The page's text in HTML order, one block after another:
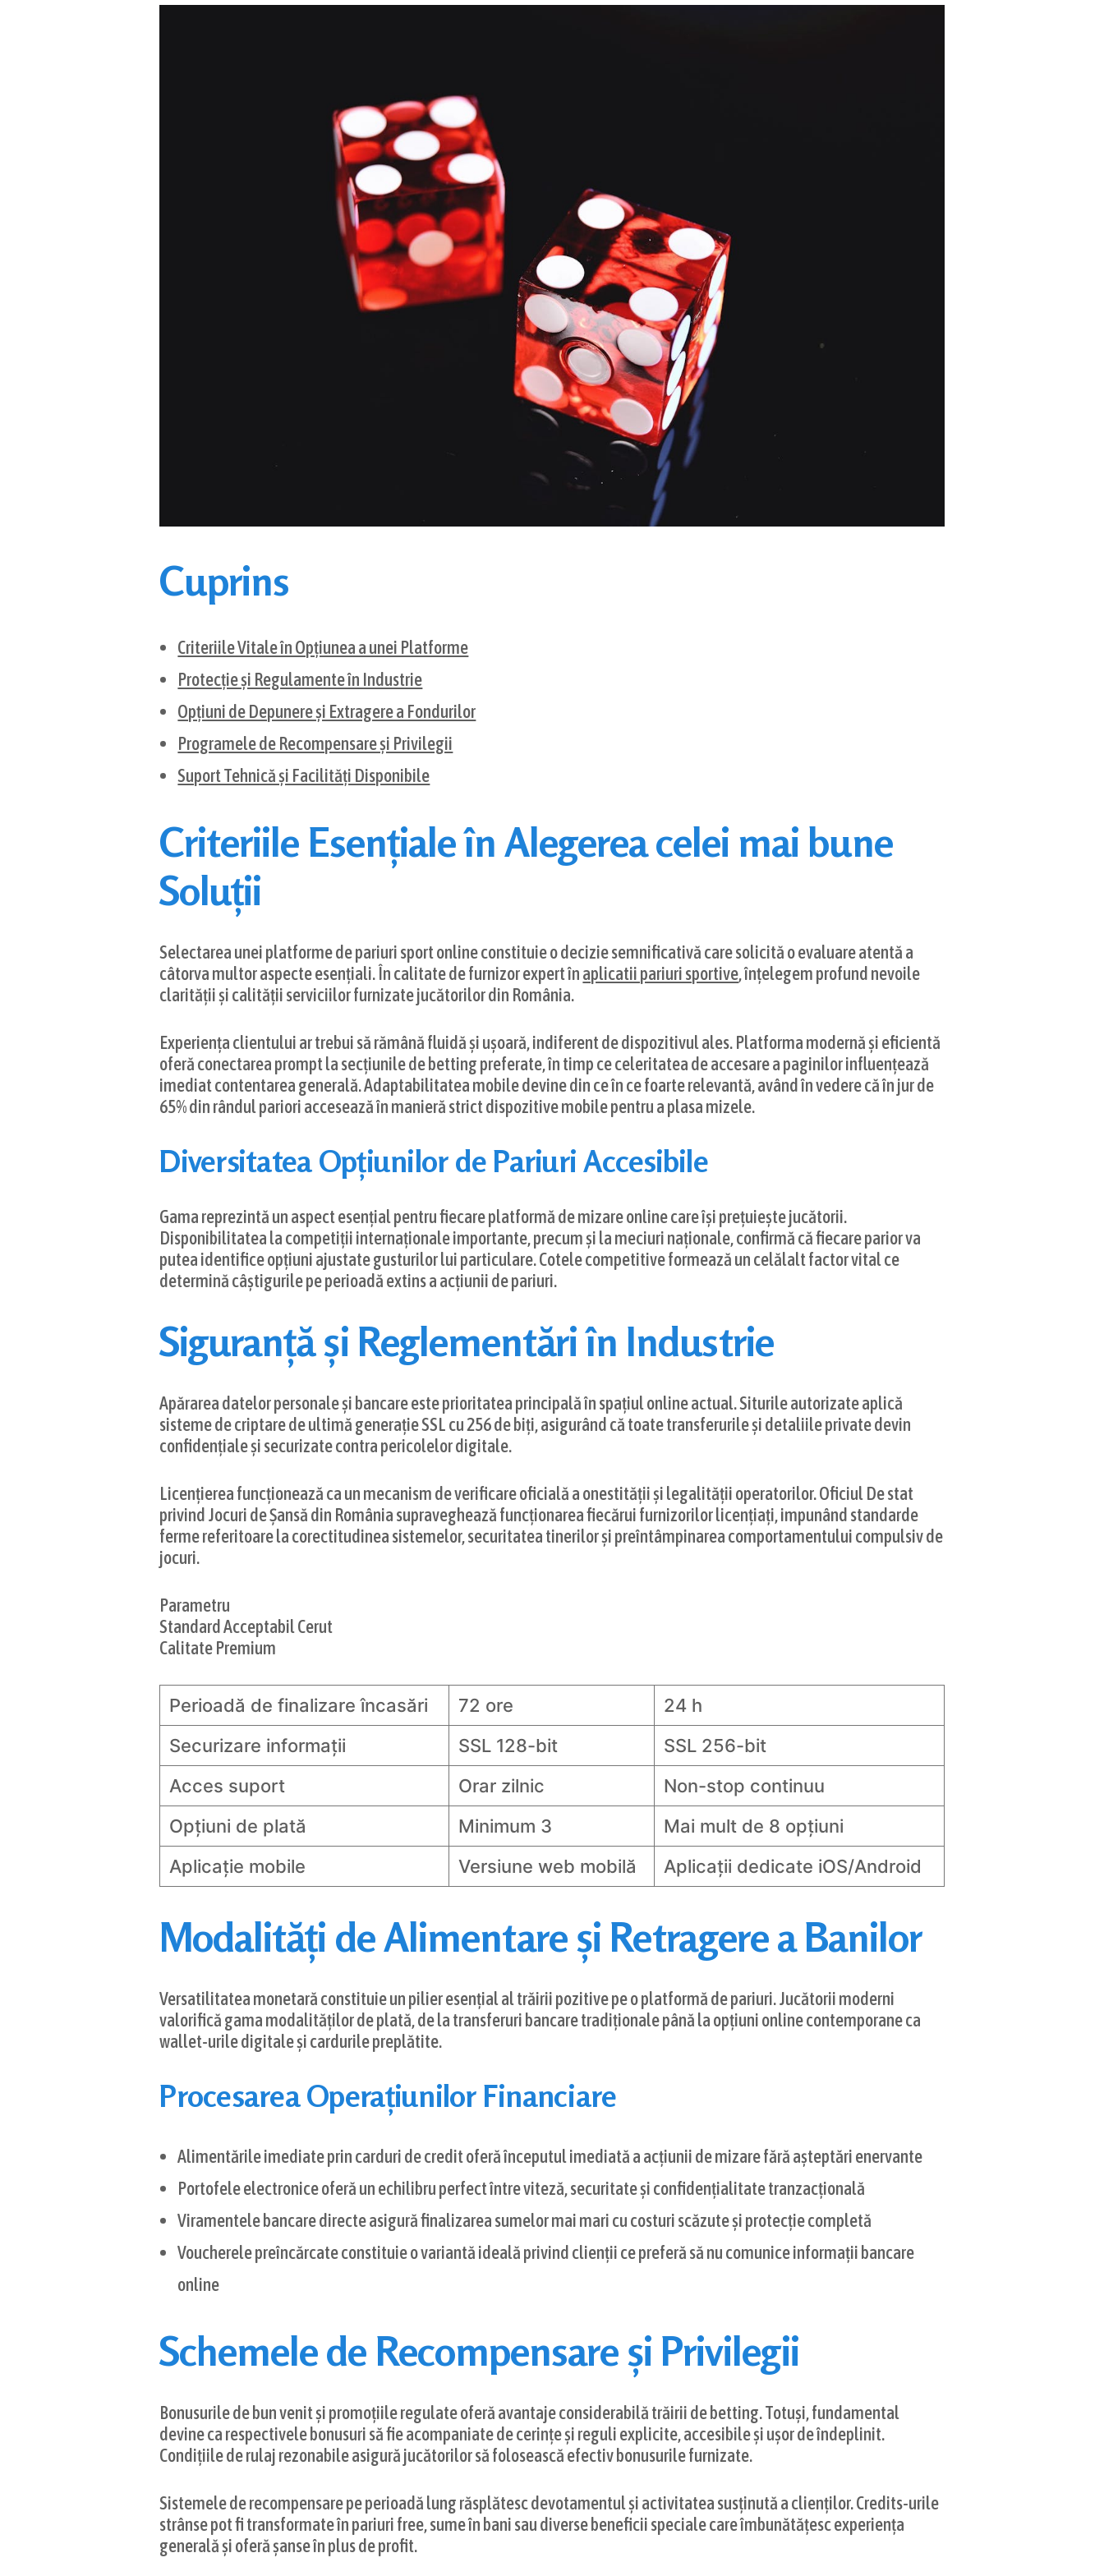
Cuprins
Criteriile Vitale în Opțiunea a unei Platforme
Protecție și Regulamente în Industrie
Opțiuni de Depunere și Extragere a Fondurilor
Programele de Recompensare și Privilegii
Suport Tehnică și Facilități Disponibile
Criteriile Esențiale în Alegerea celei mai bune
Soluții
Selectarea unei platforme de pariuri sport online constituie o decizie semnificativă care solicită o evaluare atentă a
câtorva multor aspecte esențiali. În calitate de furnizor expert înaplicatii pariuri sportive, înțelegem profund nevoile
clarității și calității serviciilor furnizate jucătorilor din România.
Experiența clientului ar trebui să rămână fluidă și ușoară, indiferent de dispozitivul ales. Platforma modernă și eficientă
oferă conectarea prompt la secțiunile de betting preferate, în timp ce celeritatea de accesare a paginilor influențează
imediat contentarea generală. Adaptabilitatea mobile devine din ce în ce foarte relevantă, având în vedere că în jur de
65% din rândul pariori accesează în manieră strict dispozitive mobile pentru a plasa mizele.
Diversitatea Opțiunilor de Pariuri Accesibile
Gama reprezintă un aspect esențial pentru fiecare platformă de mizare online care își prețuiește jucătorii.
Disponibilitatea la competiții internaționale importante, precum și la meciuri naționale, confirmă că fiecare parior va
putea identifice opțiuni ajustate gusturilor lui particulare. Cotele competitive formează un celălalt factor vital ce
determină câștigurile pe perioadă extins a acțiunii de pariuri.
Siguranță și Reglementări în Industrie
Apărarea datelor personale și bancare este prioritatea principală în spațiul online actual. Siturile autorizate aplică
sisteme de criptare de ultimă generație SSL cu 256 de biți, asigurând că toate transferurile și detaliile private devin
confidențiale și securizate contra pericolelor digitale.
Licențierea funcționează ca un mecanism de verificare oficială a onestității și legalității operatorilor. Oficiul De stat
privind Jocuri de Șansă din România supraveghează funcționarea fiecărui furnizorilor licențiați, impunând standarde
ferme referitoare la corectitudinea sistemelor, securitatea tinerilor și preîntâmpinarea comportamentului compulsiv de
jocuri.
Parametru
Standard Acceptabil Cerut
Calitate Premium
Perioadă de finalizare încasări 72 ore
24 h
Securizare informații
SSL 128-bit
SSL 256-bit
Acces suport
Orar zilnic
Non-stop continuu
Opțiuni de plată
Minimum 3
Mai mult de 8 opțiuni
Aplicație mobile
Versiune web mobilă Aplicații dedicate iOS/Android
Modalități de Alimentare și Retragere a Banilor
Versatilitatea monetară constituie un pilier esențial al trăirii pozitive pe o platformă de pariuri. Jucătorii moderni
valorifică gama modalităților de plată, de la transferuri bancare tradiționale până la opțiuni online contemporane ca
wallet-urile digitale și cardurile preplătite.
Procesarea Operațiunilor Financiare
Alimentările imediate prin carduri de credit oferă începutul imediată a acțiunii de mizare fără așteptări enervante
Portofele electronice oferă un echilibru perfect între viteză, securitate și confidențialitate tranzacțională
Viramentele bancare directe asigură finalizarea sumelor mai mari cu costuri scăzute și protecție completă
Voucherele preîncărcate constituie o variantă ideală privind clienții ce preferă să nu comunice informații bancare
online
Schemele de Recompensare și Privilegii
Bonusurile de bun venit și promoțiile regulate oferă avantaje considerabilă trăirii de betting. Totuși, fundamental
devine ca respectivele bonusuri să fie acompaniate de cerințe și reguli explicite, accesibile și ușor de îndeplinit.
Condițiile de rulaj rezonabile asigură jucătorilor să folosească efectiv bonusurile furnizate.
Sistemele de recompensare pe perioadă lung răsplătesc devotamentul și activitatea susținută a clienților. Credits-urile
strânse pot fi transformate în pariuri free, sume în bani sau diverse beneficii speciale care îmbunătățesc experiența
generală și oferă șanse în plus de profit.